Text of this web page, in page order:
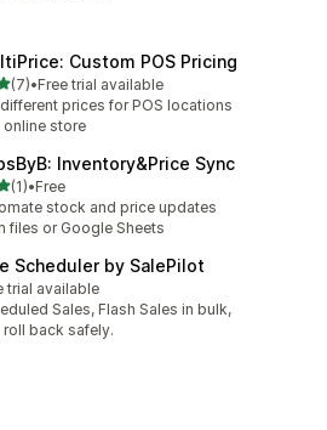
Custom POS Pricing
5 stjerner
(7)7 omtaler
•Free trial available
prices for POS locations
online store
Inventory&Price Sync
5 stjerner
(1)
1 omtaler
•Free
stock and price updates
files or Google Sheets
Scheduler by SalePilot
trial available
Sales, Flash Sales in bulk,
roll back safely.